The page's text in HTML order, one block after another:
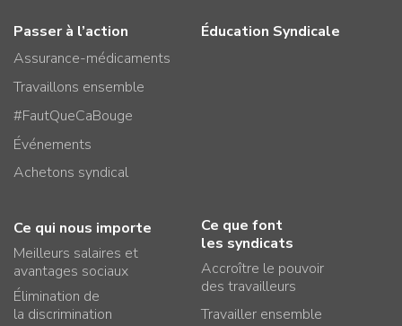
Passer à l’action
Assurance-médicaments
Travaillons ensemble
#FautQueCaBouge
Événements
Achetons syndical
Éducation Syndicale
Ce qui nous importe
Meilleurs salaires et
avantages sociaux
Élimination de
la discrimination
Ce que font
les syndicats
Accroître le pouvoir
des travailleurs
Travailler ensemble